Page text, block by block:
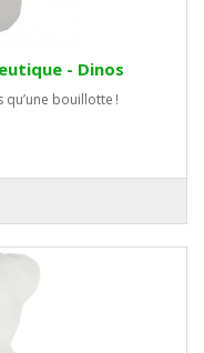
- Dinos
bouillotte !